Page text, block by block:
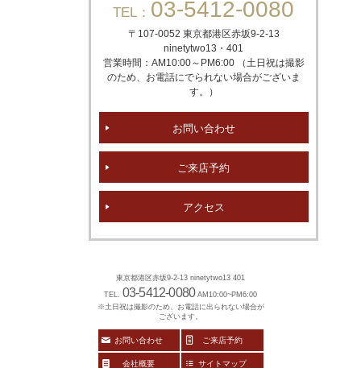
TEL： 03-5412-0080
〒107-0052 東京都港区赤坂9-2-13
ninetytwo13・401
営業時間：AM10:00～PM6:00 （土日祝は撮影
のため、お電話にでられない場合がございま
す。）
お問い合わせ
ご来店予約
アクセス
東京都港区赤坂9-2-13 ninetytwo13 401
TEL. 03-5412-0080 AM10:00~PM6:00
※土日祝は撮影のため、お電話に出られない場合が
ございます。
お問い合わせ ご来店予約
会社概要 サイトマップ